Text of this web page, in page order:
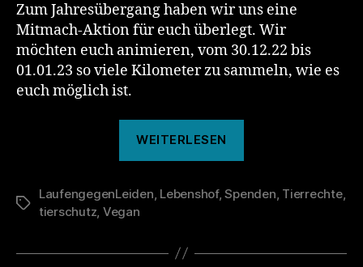
Zum Jahresübergang haben wir uns eine
Mitmach-Aktion für euch überlegt. Wir
möchten euch animieren, vom 30.12.22 bis
01.01.23 so viele Kilometer zu sammeln, wie es
euch möglich ist.
WEITERLESEN
22/23“
Schlagwörter
LaufengegenLeiden, Lebenshof,Spenden, Tierrechte,
tierschutz, Vegan